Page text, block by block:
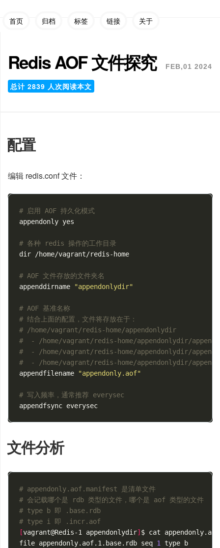
首页 归档 标签 链接 关于
Redis AOF 文件探究 FEB,01 2024
总计 2839 人次阅读本文
配置
编辑 redis.conf 文件：
# 启用 AOF 持久化模式
appendonly yes
# 各种 redis 操作的工作目录
dir /home/vagrant/redis-home
# AOF 文件存放的文件夹名
appenddirname
"appendonlydir"
# AOF 基准名称
# 结合上面的配置，文件将存放在于：
# /home/vagrant/redis-home/appendonlydir
#  - /home/vagrant/redis-home/appendonlydir/
#  - /home/vagrant/redis-home/appendonlydir/
#  - /home/vagrant/redis-home/appendonlydir/
appendfilename
"appendonly.aof"
# 写入频率，通常推荐 everysec
文件分析
# appendonly.aof.manifest 是清单文件
# 会记载哪个是 rdb 类型的文件，哪个是 aof 类型的文件
# type b 即 .base.rdb
# type i 即 .incr.aof
[vagrant@Redis-1 appendonlydir]$ cat
file appendonly.aof.1.base.rdb seq 1 type b